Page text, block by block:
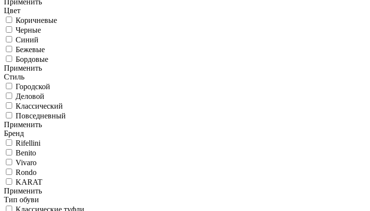
Цвет
Коричневые
Черные
Синий
Бежевые
Бордовые
Применить
Стиль
Городской
Деловой
Классический
Повседневный
Применить
Бренд
Rifellini
Benito
Vivaro
Rondo
KARAT
Применить
Тип обуви
Классические туфли